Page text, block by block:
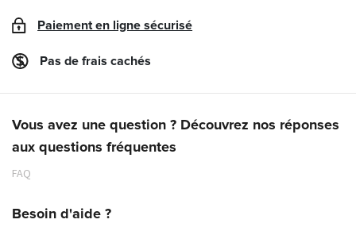
Paiement en ligne sécurisé
Pas de frais cachés
Vous avez une question ? Découvrez nos réponses
aux questions fréquentes
FAQ
Besoin d'aide ?